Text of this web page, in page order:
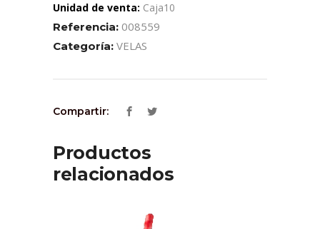
Unidad de venta: Caja10
Referencia: 008559
Categoría: VELAS
Compartir:
Productos
relacionados